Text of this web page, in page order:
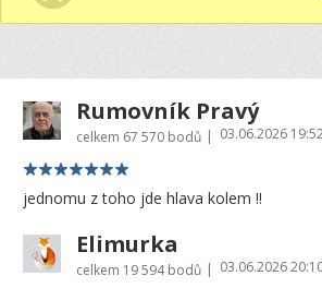
Rumovník Pravý
celkem 67 570 bodů | 03.06.2026
jednomu z toho jde hlava kolem !!
Elimurka
celkem 19 594 bodů | 03.06.2026